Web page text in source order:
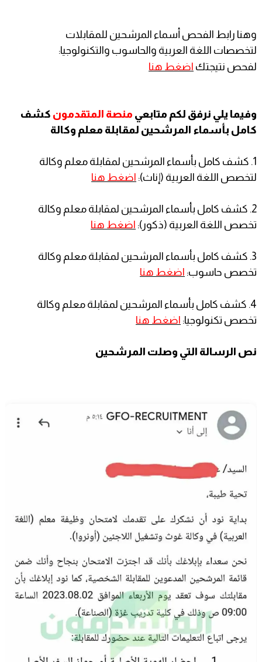
وهنا رابط الفحص أسماء المرشحين للمقابلات
لتخصصات اللغة العربية والحاسوب والتكنولوجيا:
لفحص نتيجتك اضغط هنا
وفيما يلي نرفق لكم متابعي منصة المتقدمون كشف
كامل بأسماء المرشحين لمقابلة معلم وكالة
1. كشف كامل بأسماء المرشحين لمقابلة معلم وكالة
لتخصص اللغة العربية (إناث): اضغط هنا
2. كشف كامل بأسماء المرشحين لمقابلة معلم وكالة
تخصص اللغة العربية (ذكور): اضغط هنا
3. كشف كامل بأسماء المرشحين لمقابلة معلم وكالة
تخصص حاسوب: اضغط هنا
4. كشف كامل بأسماء المرشحين لمقابلة معلم وكالة
تخصص تكنولوجيا: اضغط هنا
نص الرسالة التي وصلت المرشحين